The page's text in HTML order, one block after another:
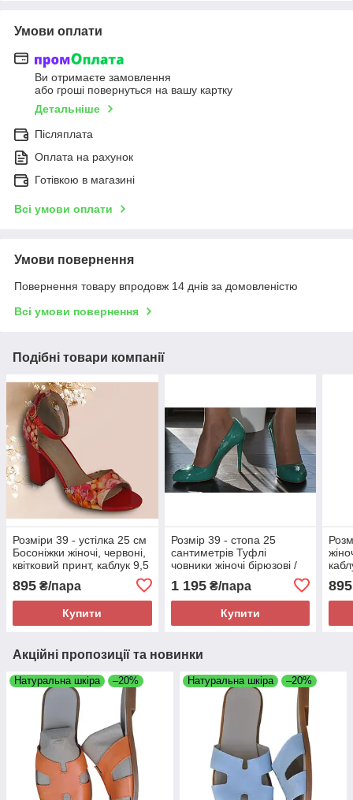
Умови оплати
Ви отримаєте замовлення
або гроші повернуться на вашу картку
Детальніше
Післяплата
Оплата на рахунок
Готівкою в магазині
Всі умови оплати
Умови повернення
Повернення товару впродовж 14 днів за домовленістю
Всі умови повернення
Подібні товари компанії
Розміри 39 - устілка 25 см
Босоніжки жіночі, червоні,
квітковий принт, каблук 9,5
сантиметра Girnaive 551
895 ₴/пара
Купити
Розмір 39 - стопа 25
сантиметрів Туфлі
човники жіночі бірюзові /
м'ятні на шпильці, каблук
10,5 сантиметрів
1 195₴/пара
Купити
895
Акційні пропозиції та новинки
Натуральна шкіра –20% Натуральна шкіра –20%